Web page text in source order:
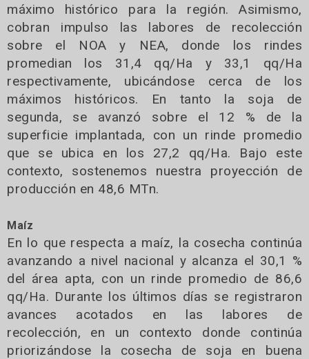
máximo histórico para la región. Asimismo,
cobran impulso las labores de recolección
sobre el NOA y NEA, donde los rindes
promedian los 31,4 qq/Ha y 33,1 qq/Ha
respectivamente, ubicándose cerca de los
máximos históricos. En tanto la soja de
segunda, se avanzó sobre el 12 % de la
superficie implantada, con un rinde promedio
que se ubica en los 27,2 qq/Ha. Bajo este
contexto, sostenemos nuestra proyección de
producción en 48,6 MTn.
Maíz
En lo que respecta a maíz, la cosecha continúa
avanzando a nivel nacional y alcanza el 30,1 %
del área apta, con un rinde promedio de 86,6
qq/Ha. Durante los últimos días se registraron
avances acotados en las labores de
recolección, en un contexto donde continúa
priorizándose la cosecha de soja en buena